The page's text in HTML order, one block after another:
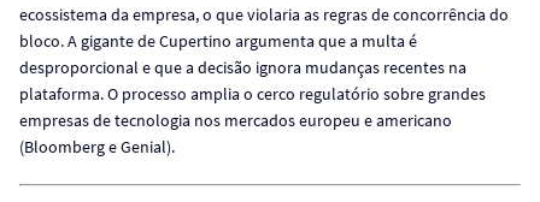
ecossistema da empresa, o que violaria as regras de concorrência do
bloco. A gigante de Cupertino argumenta que a multa é
desproporcional e que a decisão ignora mudanças recentes na
plataforma. O processo amplia o cerco regulatório sobre grandes
empresas de tecnologia nos mercados europeu e americano
(Bloomberg e Genial).